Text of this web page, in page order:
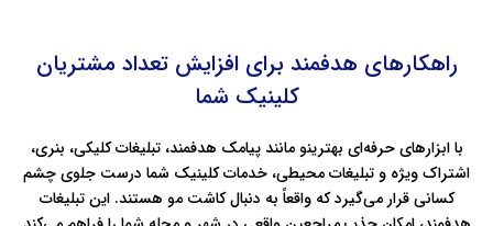
راهکارهای هدفمند برای افزایش تعداد مشتریان
کلینیک شما
با ابزارهای حرفه‌ای بهترینو مانند پیامک هدفمند، تبلیغات کلیکی، بنری،
اشتراک ویژه و تبلیغات محیطی، خدمات کلینیک شما درست جلوی چشم
کسانی قرار می‌گیرد که واقعاً به دنبال کاشت مو هستند. این تبلیغات